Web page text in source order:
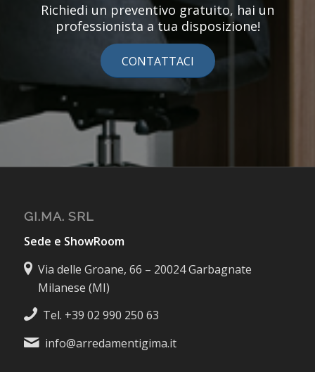
Richiedi un preventivo gratuito, hai un
professionista a tua disposizione!
CONTATTACI
GI.MA. SRL
Sede e ShowRoom
Via delle Groane, 66 – 20024 Garbagnate
Milanese (MI)
Tel. +39 02 990 250 63
info@arredamentigima.it